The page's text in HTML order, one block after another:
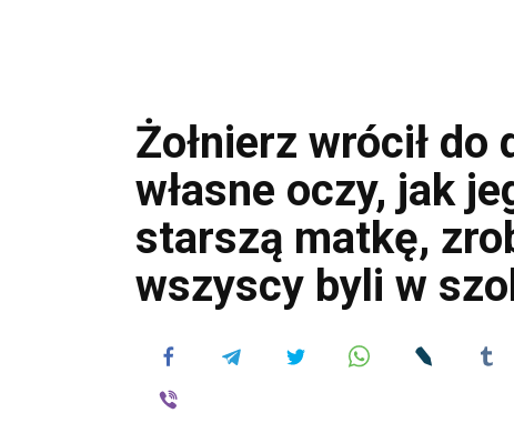
Żołnierz wrócił
własne oczy, jak
starszą matkę,
wszyscy byli w